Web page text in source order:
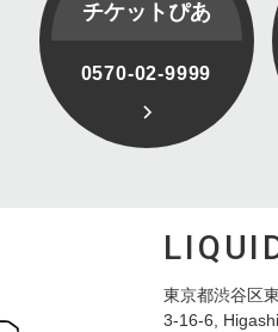
チケットぴあ
0570-02-9999
東京都渋谷区
3-16-6,